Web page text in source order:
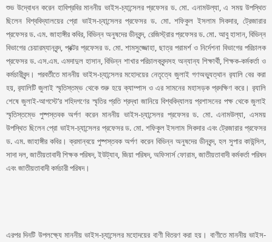
শুভ উদ্বোধন করেন হাবিপ্রবির মাননীয় ভাইস-চ্যান্সেলর প্রফেসর ড. মো. এনামউল্যা, এ সময় উপস্থিত
ছিলেন বিশ্ববিদ্যালয়ের প্রো ভাইস-চ্যান্সেলর প্রফেসর ড. মো. শফিকুল ইসলাম সিকদার, ট্রেজারার
প্রফেসর ড. এম. জাহাঙ্গীর কবির, বিভিন্ন অনুষদের ডীনবৃন্দ, রেজিস্ট্রার প্রফেসর ড. মো. আবু হাসান, বিভিন্ন
বিভাগের চেয়ারম্যানবৃন্দ, প্রক্টর প্রফেসর ড. মো. শামসুজ্জোহা, ছাত্র পরামর্শ ও নির্দেশনা বিভাগের পরিচালক
প্রফেসর ড. এস.এম. এমদাদুল হাসান, বিভিন্ন শাখার পরিচালকবৃন্দসহ অন্যান্য শিক্ষার্থী, শিক্ষক-কর্মকর্তা ও
কর্মচারীবৃন্দ। পরবর্তীতে মাননীয় ভাইস-চ্যান্সেলর মহোদয়ের নেতৃত্বে জুলাই গণঅভ্যুত্থান র‌্যালি বের করা
হয়, র‌্যালিটি জুলাই স্মৃতিস্তম্ভ থেকে শুরু হয়ে ক্যাম্পাস ও এর সামনের মহাসড়ক প্রদক্ষিণ করে। র‌্যালি
শেষে জুলাই-আগস্টে’র শহিদগণের স্মৃতির প্রতি শ্রদ্ধা জানিয়ে বিশ্ববিদ্যালয় প্রশাসনের পক্ষ থেকে জুলাই
স্মৃতিস্তম্ভে পুষ্পস্তবক অর্পণ করেন মাননীয় ভাইস-চ্যান্সেলর প্রফেসর ড. মো. এনামউল্যা, এসময়
উপস্থিত ছিলেন প্রো ভাইস-চ্যান্সেলর প্রফেসর ড. মো. শফিকুল ইসলাম সিকদার এবং ট্রেজারার প্রফেসর
ড. এম. জাহাঙ্গীর কবির। ক্রমান্বয়ে পুষ্পস্তবক অর্পণ করেন বিভিন্ন অনুষদের ডীনবৃন্দ, হল সুপার কাউন্সিল,
সাদা দল, জাতীয়তাবাদী শিক্ষক পরিষদ, ইউট্যাব, জিয়া পরিষদ, অফিসার্স ফোরাম, জাতীয়তাবাদী কর্মকর্তা পরিষদ
এবং জাতীয়তাবাদী কর্মচারী পরিষদ।
এরপর দিনটি উপলক্ষ্যে মাননীয় ভাইস-চ্যান্সেলর মহোদয়ের বাণী বিতরণ করা হয়। বাণীতে মাননীয় ভাইস-